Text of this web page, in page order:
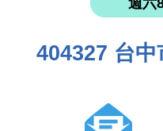
週六
404327 台